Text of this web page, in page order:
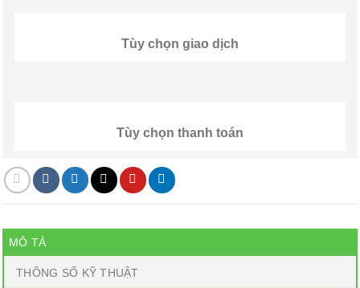
Tùy chọn giao dịch
Tùy chọn thanh toán
MÔ TẢ
THÔNG SỐ KỸ THUẬT